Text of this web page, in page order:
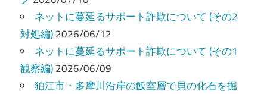
ョ
ン
ネットに蔓延るサポート詐欺について (その2
対処編)2026/06/12
ネットに蔓延るサポート詐欺について (その1
観察編)2026/06/09
狛江市・多摩川沿岸の飯室層で貝の化石を掘